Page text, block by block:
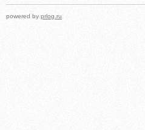
powered by prlog.ru